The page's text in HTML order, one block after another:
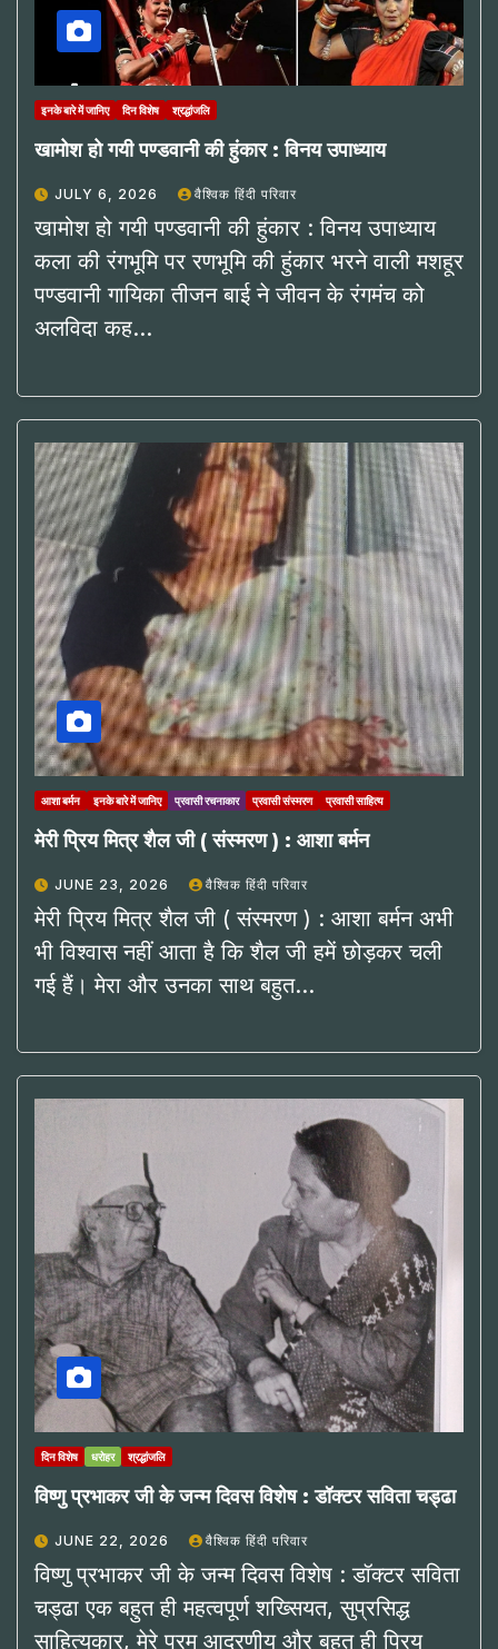
इनके बारे में जानिए दिन विशेष श्रद्धांजलि
खामोश हो गयी पण्डवानी की हुंकार : विनय उपाध्याय
JULY 6, 2026 वैश्विक हिंदी परिवार
खामोश हो गयी पण्डवानी की हुंकार : विनय उपाध्याय
कला की रंगभूमि पर रणभूमि की हुंकार भरने वाली मशहूर
पण्डवानी गायिका तीजन बाई ने जीवन के रंगमंच को
अलविदा कह…
आशा बर्मन इनके बारे में जानिए प्रवासी रचनाकार प्रवासी संस्मरण प्रवासी साहित्य
मेरी प्रिय मित्र शैल जी ( संस्मरण ) : आशा बर्मन
JUNE 23, 2026 वैश्विक हिंदी परिवार
मेरी प्रिय मित्र शैल जी ( संस्मरण ) : आशा बर्मन अभी
भी विश्वास नहीं आता है कि शैल जी हमें छोड़कर चली
गई हैं। मेरा और उनका साथ बहुत…
दिन विशेष धरोहर श्रद्धांजलि
विष्णु प्रभाकर जी के जन्म दिवस विशेष : डॉक्टर सविता चड्ढा
JUNE 22, 2026 वैश्विक हिंदी परिवार
विष्णु प्रभाकर जी के जन्म दिवस विशेष : डॉक्टर सविता
चड्ढा एक बहुत ही महत्वपूर्ण शख्सियत, सुप्रसिद्ध
साहित्यकार, मेरे परम आदरणीय और बहुत ही प्रिय